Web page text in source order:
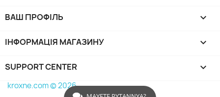
ВАШ ПРОФІЛЬ 
ІНФОРМАЦІЯ МАГАЗИНУ keyboard_arrow_down
SUPPORT CENTER 
kroxne.com © 2026